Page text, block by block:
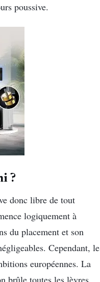
poussive.
?
donc libre de tout
logiquement à
du placement et son
Cependant, le
européennes. La